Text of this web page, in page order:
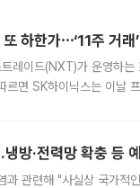
하한가⋯‘11주 거래
레이드(NXT)가 운영하
르면 SK하이닉스는 이날
방·전력망 확충 등
과 관련해 "사실상 국가적